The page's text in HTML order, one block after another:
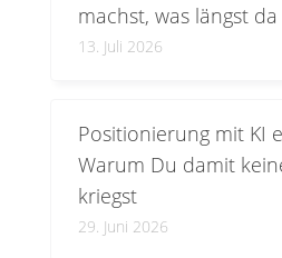
machst, was längst
13. Juli 2026
Positionierung mit KI
Warum Du damit
kriegst
29. Juni 2026